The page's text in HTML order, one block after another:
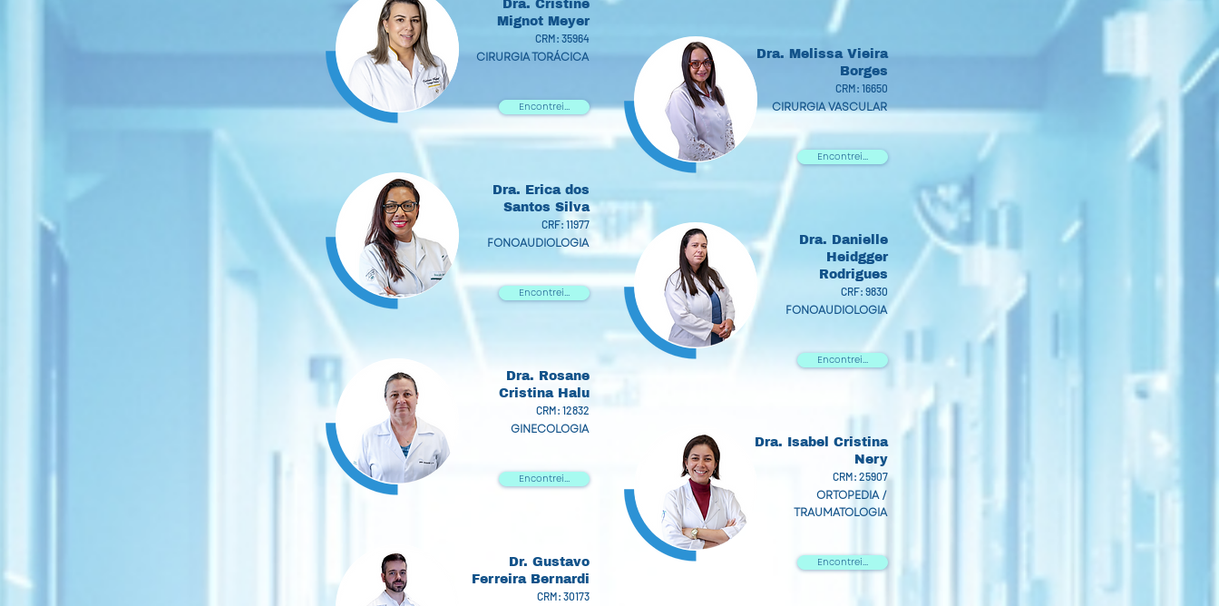
Dra. Cristine
Mignot Meyer
CRM: 35964
CIRURGIA TORÁCICA
Encontrei...
Dra. Erica dos
Santos Silva
CRF: 11977
FONOAUDIOLOGIA
Encontrei...
Dra. Rosane
Cristina Halu
CRM: 12832
GINECOLOGIA
Encontrei...
Dr. Gustavo
Ferreira Bernardi
CRM: 30173
Dra. Melissa Vieira
Borges
CRM: 16650
CIRURGIA VASCULAR
Encontrei...
Dra. Danielle
Heidgger
Rodrigues
CRF: 9830
FONOAUDIOLOGIA
Encontrei...
Dra. Isabel Cristina
Nery
CRM: 25907
ORTOPEDIA /
TRAUMATOLOGIA
Encontrei...